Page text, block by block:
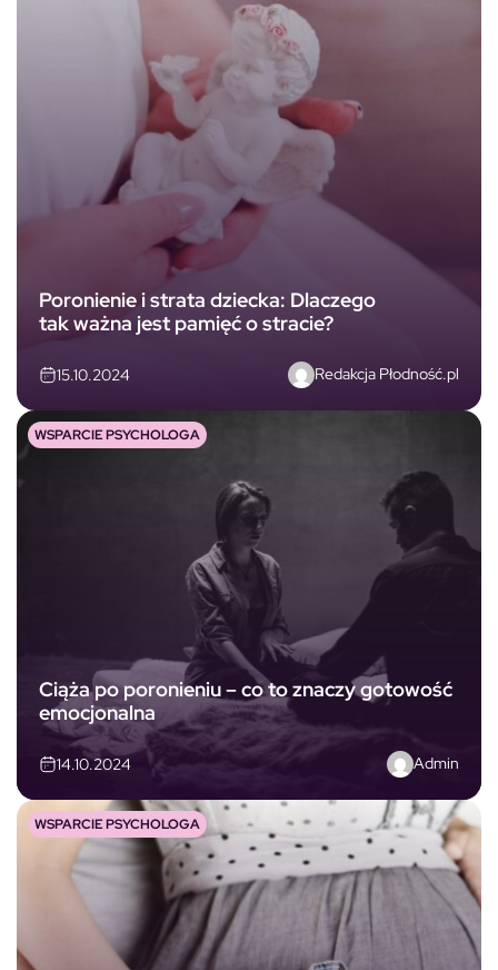
Poronienie i strata dziecka: Dlaczego
tak ważna jest pamięć o stracie?
15.10.2024 Redakcja Płodność.pl
Ciąża po poronieniu – co to znaczy gotowość
emocjonalna
14.10.2024 Admin
WSPARCIE PSYCHOLOGA
WSPARCIE PSYCHOLOGA